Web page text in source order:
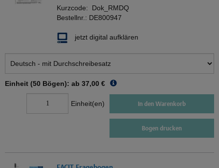
Kurzcode: Dok_RMDQ
Bestellnr.: DE800947
jetzt digital aufklären
Einheit (50 Bögen): ab 37,00 €
Einheit(en) In den Warenkorb
Bogen drucken